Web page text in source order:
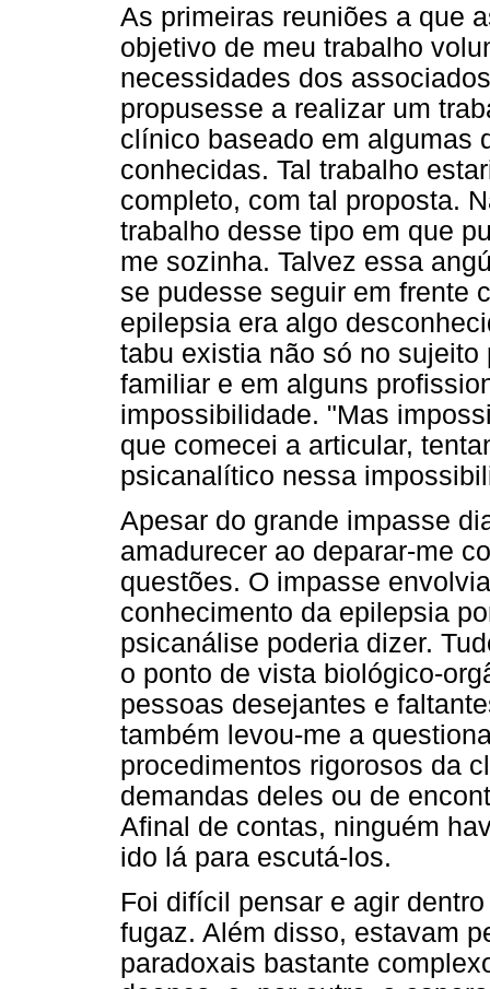
As primeiras reuniões a que
objetivo de meu trabalho
necessidades dos
propusesse a realizar um
clínico baseado em algumas
conhecidas. Tal trabalho
completo, com tal proposta.
trabalho desse tipo em que
me sozinha. Talvez essa
se pudesse seguir em frente
epilepsia era algo
tabu existia não só no
familiar e em alguns
impossibilidade. "Mas
que comecei a articular,
psicanalítico nessa
Apesar do grande impasse
amadurecer ao deparar-me
questões. O impasse
conhecimento da epilepsia
psicanálise poderia dizer.
o ponto de vista biológico-
pessoas desejantes e
também levou-me a
procedimentos rigorosos da
demandas deles ou de
Afinal de contas, ninguém
ido lá para escutá-los.
Foi difícil pensar e agir
fugaz. Além disso, estavam
paradoxais bastante